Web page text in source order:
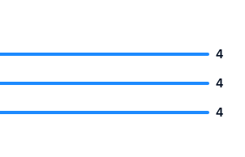
4
4
4